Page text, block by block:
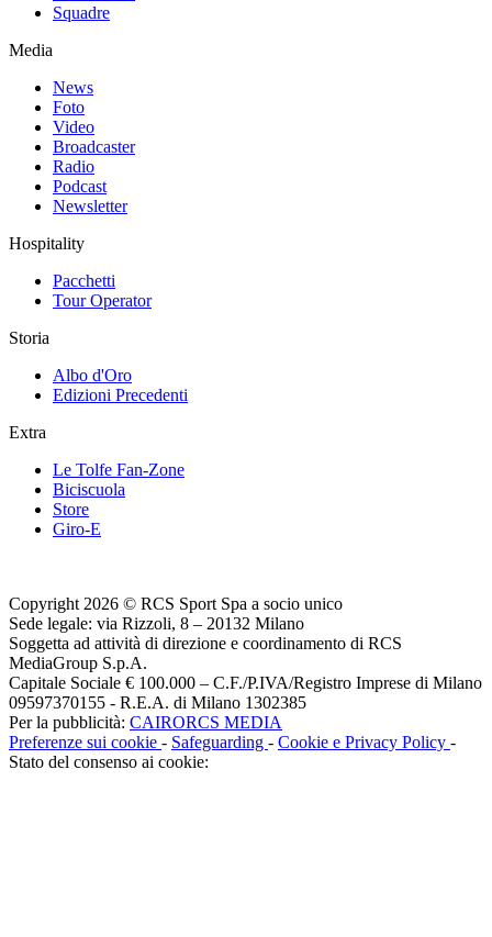
Squadre
Media
News
Foto
Video
Broadcaster
Radio
Podcast
Newsletter
Hospitality
Pacchetti
Tour Operator
Storia
Albo d'Oro
Edizioni Precedenti
Extra
Le Tolfe Fan-Zone
Biciscuola
Store
Giro-E
Copyright 2026 © RCS Sport Spa a socio unico
Sede legale: via Rizzoli, 8 – 20132 Milano
Soggetta ad attività di direzione e coordinamento di RCS
MediaGroup S.p.A.
Capitale Sociale € 100.000 – C.F./P.IVA/Registro Imprese di Milano
09597370155 - R.E.A. di Milano 1302385
Per la pubblicità: CAIRORCS MEDIA
Preferenze sui cookie - Safeguarding - Cookie e Privacy Policy -
Stato del consenso ai cookie: